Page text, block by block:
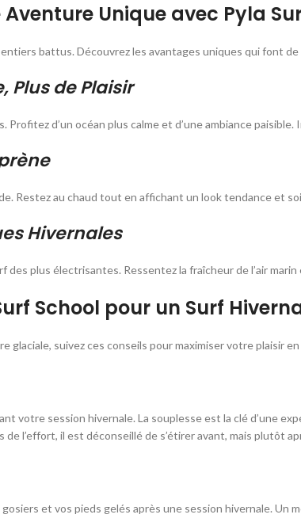
Aventure Unique avec Pyla
battus. Découvrez les avantages uniques qui font
Plus de Plaisir
d’un océan plus calme et d’une ambiance
Restez au chaud tout en affichant un look tendance et
Hivernales
plus électrisantes. Ressentez la fraîcheur de l’air
School pour un Surf
glaciale, suivez ces conseils pour maximiser votre plaisir
votre session hivernale. La souplesse est la clé d’une
de l’effort, il est déconseillé de s’étirer avant, mais plutôt
et vos pieds gelés après une session hivernale. Un